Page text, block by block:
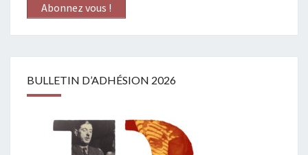
Abonnez vous !
BULLETIN D’ADHÉSION 2026